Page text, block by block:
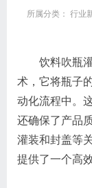
所属分类： 行业
饮料吹瓶
术，它将瓶子
动化流程中。
还确保了产品
灌装和封盖等
提供了一个高